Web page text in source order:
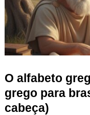
O alfabeto
grego para
cabeça)